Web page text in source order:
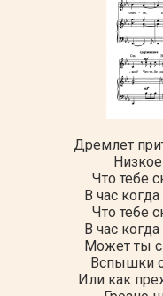
Дремлет
Что тебе
В час
Что тебе
В час
Может ты
Вспышки
Или как